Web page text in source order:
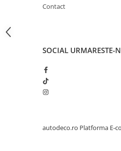
CARTI DE VIZITA
PERSONALIZAT
PLACUTE INFORMATIVE
TRICOURI PERSONALIZATE
TRICOURI MĂRCI AUTO
TRICOURI DACIA
Contact
SOCIAL URMARESTE-
autodeco.ro Platforma E-